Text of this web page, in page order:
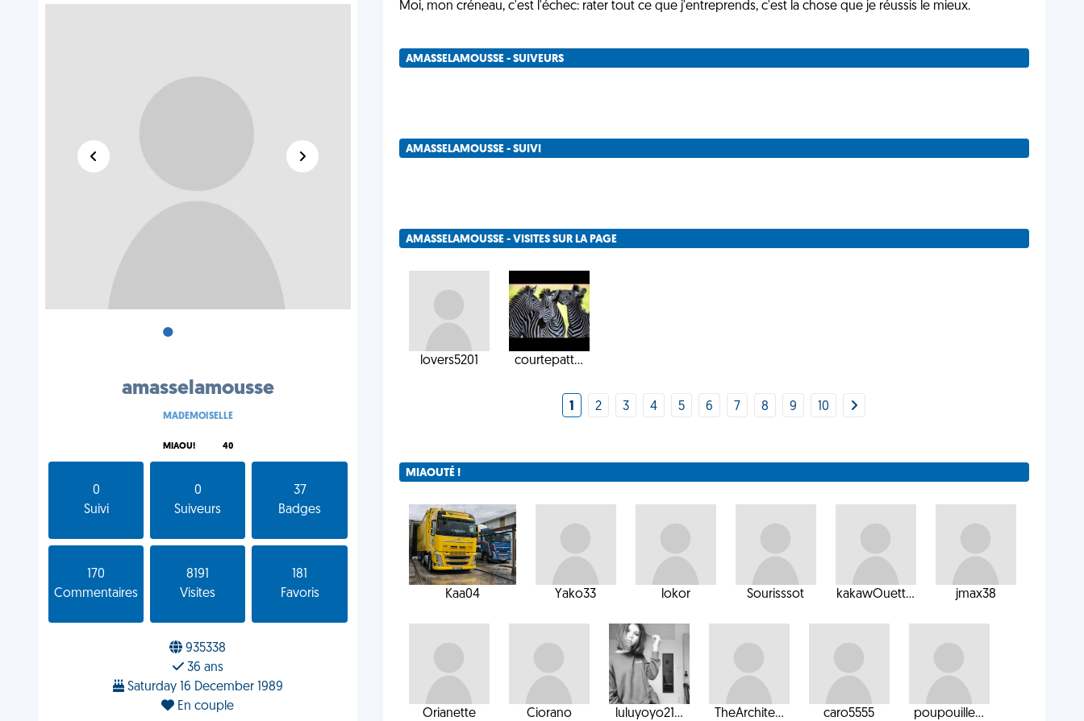
•
amasselamousse
MADEMOISELLE
MIAOU! 40
0
Suivi
0
Suiveurs
37
Badges
170
Commentaires
8191
Visites
181
Favoris
935338
36 ans
Saturday 16 December 1989
En couple
Moi, mon créneau, c'est l'échec: rater tout ce que j'entreprends, c'est la chose que je réussis le mieux.
AMASSELAMOUSSE - SUIVEURS
AMASSELAMOUSSE - SUIVI
AMASSELAMOUSSE - VISITES SUR LA PAGE
lovers5201 courtepatt...
1 2 3 4 5 6 7 8 9 10
MIAOUTÉ !
Kaa04 Yako33 lokor Sourisssot kakawOuett... jmax38
Orianette Ciorano luluyoyo21... TheArchite... caro5555 poupouille...